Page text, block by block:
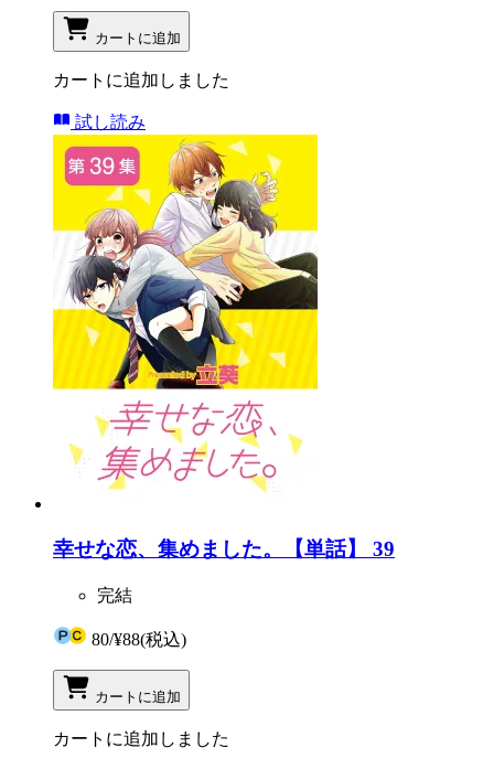
カートに追加
カートに追加しました
試し読み
幸せな恋、集めました。【単話】 39
完結
80/¥88(税込)
カートに追加
カートに追加しました